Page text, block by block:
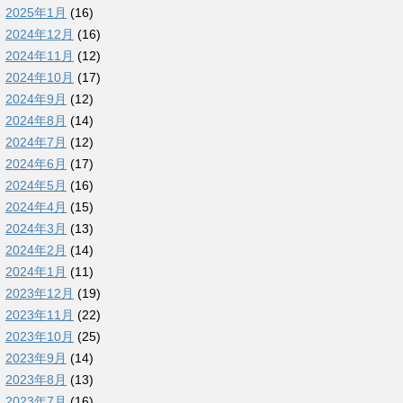
2025年1月 (16)
2024年12月 (16)
2024年11月 (12)
2024年10月 (17)
2024年9月 (12)
2024年8月 (14)
2024年7月 (12)
2024年6月 (17)
2024年5月 (16)
2024年4月 (15)
2024年3月 (13)
2024年2月 (14)
2024年1月 (11)
2023年12月 (19)
2023年11月 (22)
2023年10月 (25)
2023年9月 (14)
2023年8月 (13)